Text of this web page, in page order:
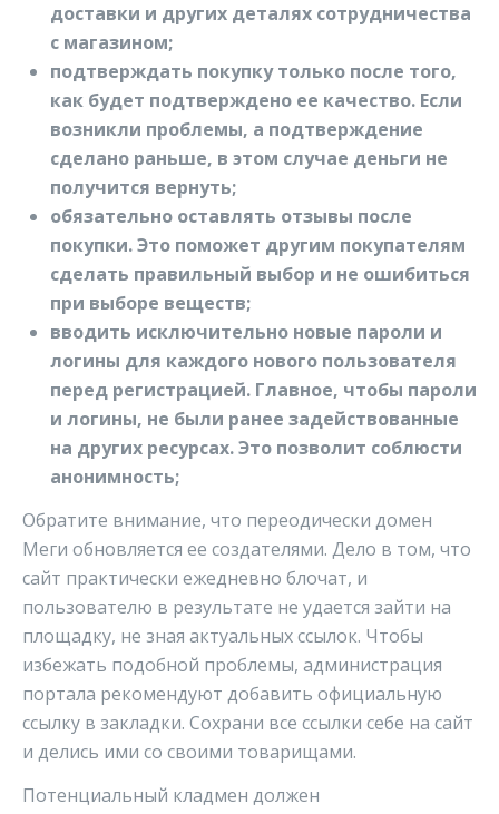
доставки и других деталях сотрудничества
с магазином;
подтверждать покупку только после того,
как будет подтверждено ее качество. Если
возникли проблемы, а подтверждение
сделано раньше, в этом случае деньги не
получится вернуть;
обязательно оставлять отзывы после
покупки. Это поможет другим покупателям
сделать правильный выбор и не ошибиться
при выборе веществ;
вводить исключительно новые пароли и
логины для каждого нового пользователя
перед регистрацией. Главное, чтобы пароли
и логины, не были ранее задействованные
на других ресурсах. Это позволит соблюсти
анонимность;
Обратите внимание, что переодически домен
Меги обновляется ее создателями. Дело в том, что
сайт практически ежедневно блочат, и
пользователю в результате не удается зайти на
площадку, не зная актуальных ссылок. Чтобы
избежать подобной проблемы, администрация
портала рекомендуют добавить официальную
ссылку в закладки. Сохрани все ссылки себе на сайт
и делись ими со своими товарищами.
Потенциальный кладмен должен